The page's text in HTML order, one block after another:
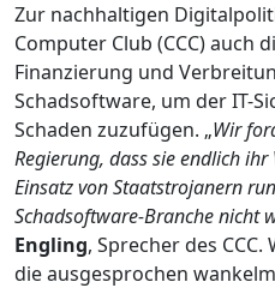
Zur nachhaltigen
Computer Club (CCC) auch
Finanzierung und
Schadsoftware, um der IT-
Schaden zuzufügen. „Wir
Regierung, dass sie endlich
Einsatz von Staatstrojanern
Schadsoftware-Branche nicht
Engling, Sprecher des
die ausgesprochen